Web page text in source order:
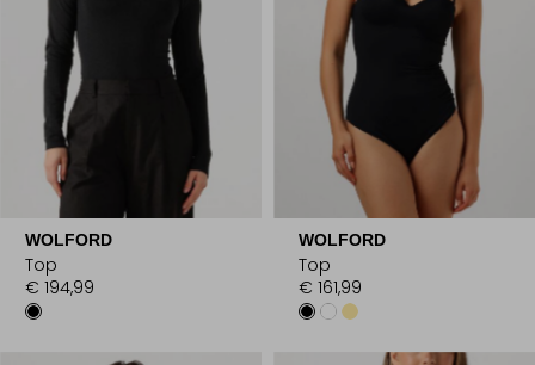
WOLFORD
Top
€ 194,99
WOLFORD
Top
€ 161,99